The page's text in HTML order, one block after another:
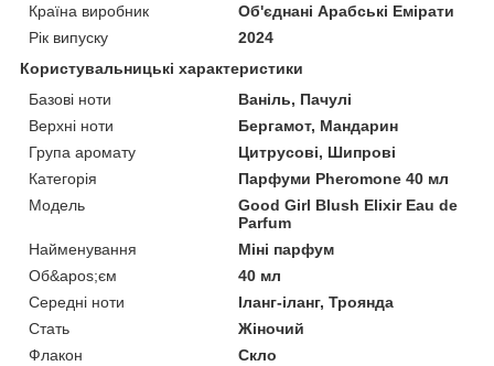
Країна виробник
Об'єднані Арабські Емірати
Рік випуску
2024
Користувальницькі характеристики
Базові ноти
Ваніль, Пачулі
Верхні ноти
Бергамот, Мандарин
Група аромату
Цитрусові, Шипрові
Категорія
Парфуми Pheromone 40 мл
Мoдель
Good Girl Blush Elixir Eau de
Parfum
Найменування
Міні парфум
Об&apos;єм
40 мл
Середні ноти
Іланг-іланг, Троянда
Стать
Жіночий
Флакон
Скло